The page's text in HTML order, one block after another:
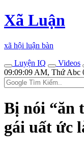
Xã Luận
xã hội luận bàn
Luyện IQ
Videos
09:09:09 AM, Thứ Abc
Bị nói “ăn
gái uất ức